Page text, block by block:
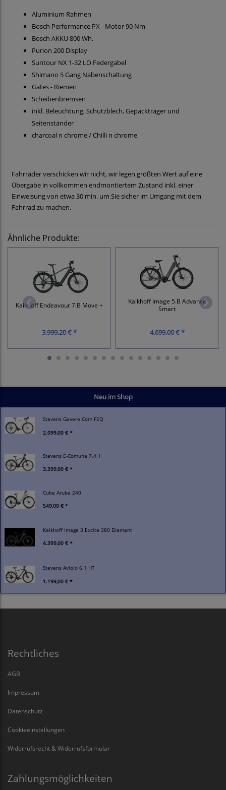
Neu im Shop
Stevens Gavere Com FEQ
2.099,00 € *
Stevens E-Comuna 7.4.1
3.399,00 € *
Cube Aruba 240
549,00 € *
Kalkhoff Image 3 Excite 380 Diamant
4.399,00 € *
Stevens Aviolo 6.1 HT
1.199,00 € *
Aluminium Rahmen
Bosch Performance PX - Motor 90 Nm
Bosch AKKU 800 Wh.
Purion 200 Display
Suntour NX 1-32 LO Federgabel
Shimano 5 Gang Nabenschaltung
Gates - Riemen
Scheibenbremsen
inkl. Beleuchtung, Schutzblech, Gepäckträger und
Seitenständer
charcoal n chrome / Chilli n chrome
Fahrräder verschicken wir nicht, wir legen größten Wert auf eine
Übergabe in vollkommen endmontiertem Zustand inkl. einer
Einweisung von etwa 30 min. um Sie sicher im Umgang mit dem
Fahrrad zu machen.
Ähnliche Produkte:
Kalkhoff Endeavour 7.B Move +
3.999,20 € *
Kalkhoff Image 5.B Advance
Smart
4.699,00 € *
Rechtliches
AGB
Impressum
Datenschutz
Cookieeinstellungen
Widerrufsrecht & Widerrufsformular
Zahlungsmöglichkeiten